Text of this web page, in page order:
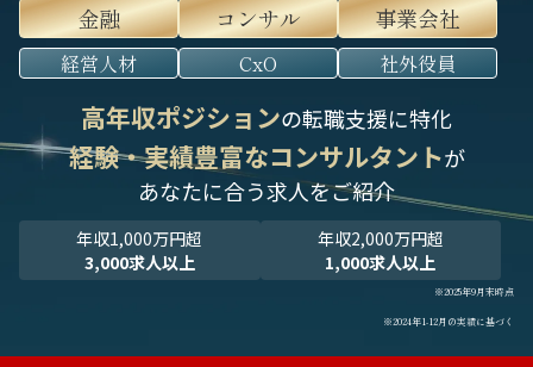
金融
コンサル 事業会社
経営人材 CxO 社外役員
高年収ポジションの転職支援に特化
経験・実績豊富なコンサルタントが
あなたに合う求人をご紹介
年収1,000万円超
3,000求人以上
年収2,000万円超
1,000求人以上
※2025年9月末時点
※2024年1-12月の実績に基づく